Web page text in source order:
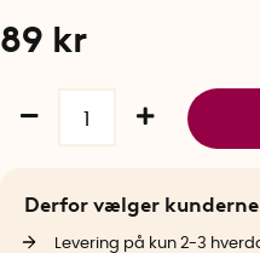
89 kr
Derfor vælger
Levering på kun 2-3